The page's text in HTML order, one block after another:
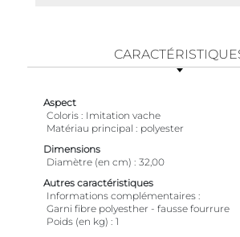
Aspect
Coloris
Imitation vache
Matériau principal
polyester
Dimensions
Diamètre (en cm)
32,00
Autres caractéristiques
Informations complémentaires
Garni fibre polyesther - fausse fourrure
Poids (en kg)
1